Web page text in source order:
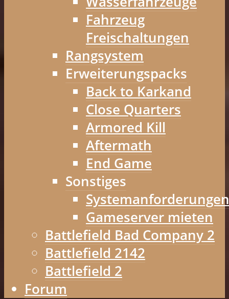
Fahrzeug
Freischaltungen
Rangsystem
Erweiterungspacks
Back to Karkand
Close Quarters
Armored Kill
Aftermath
End Game
Sonstiges
Systemanforderungen
Gameserver mieten
Battlefield Bad Company 2
Battlefield 2142
Battlefield 2
Forum